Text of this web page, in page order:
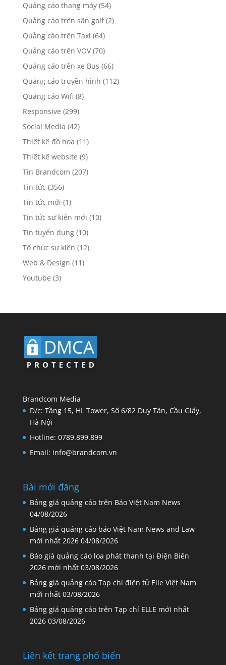
Quảng cáo thang máy(54)
Quảng cáo trên sân golf(2)
Quảng cáo trên Taxi (64)
Quảng cáo trên VOV(70)
Quảng cáo trên xe Bus (66)
Quảng cáo truyền hình (112)
Quảng cáo Wifi (8)
Responsive (299)
Social Media (42)
Thiết kế đồ họa (11)
Thiết kế website (9)
Tin Brandcom (207)
Tin tức (356)
Tin tức mới (1)
Tin tức sự kiện mới (10)
Tin tuyển dụng(10)
Tổ chức sự kiện (12)
Web & Design (11)
Youtube (3)
Brandcom Media
Đ/c: Tầng 15, HL Tower, Số 6/82 Duy Tân, Cầu Giấy,
Hà Nội
Hotline: 0789.899.899
Email: info@brandcom.vn
Bài mới đăng
Bảng giá quảng cáo trên Báo Việt Nam News
04/08/2026
Bảng giá quảng cáo báo Việt Nam News and Law
mới nhất 2026 04/08/2026
Báo giá quảng cáo loa phát thanh tại Điện Biên
2026 mới nhất 03/08/2026
Bảng giá quảng cáo Tạp chí điện tử Elle Việt Nam
mới nhất 03/08/2026
Bảng giá quảng cáo trên Tạp chí ELLE mới nhất
2026 03/08/2026
Liên kết trang phổ biến